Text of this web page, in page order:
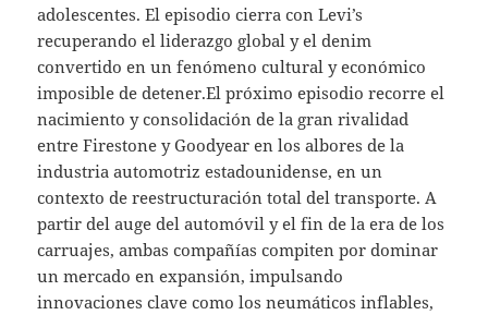
adolescentes. El episodio cierra con Levi’s
recuperando el liderazgo global y el denim
convertido en un fenómeno cultural y económico
imposible de detener.El próximo episodio recorre el
nacimiento y consolidación de la gran rivalidad
entre Firestone y Goodyear en los albores de la
industria automotriz estadounidense, en un
contexto de reestructuración total del transporte. A
partir del auge del automóvil y el fin de la era de los
carruajes, ambas compañías compiten por dominar
un mercado en expansión, impulsando
innovaciones clave como los neumáticos inflables,